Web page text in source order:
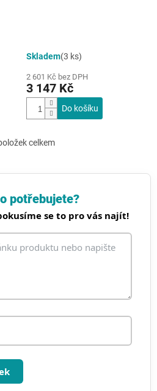
Skladem(3 ks)
2 601 Kč bez DPH
3 147 Kč
Do košíku
O
l
d
a
c
r
v
s
u
celkem
potřebujete?
se to pro vás najít!